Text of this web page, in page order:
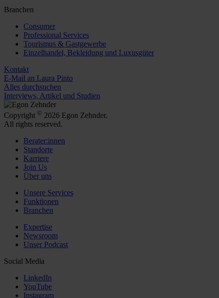
Branchen
Consumer
Professional Services
Tourismus & Gastgewerbe
Einzelhandel, Bekleidung und Luxusgüter
Kontakt
E-Mail an Laura Pinto
Alles durchsuchen
Interviews, Artikel und Studien
Copyright © 2026 Egon Zehnder.
All rights reserved.
Berater:innen
Standorte
Karriere
Join Us
Über uns
Unsere Services
Funktionen
Branchen
Expertise
Newsroom
Unser Podcast
Social Media
LinkedIn
YouTube
Instagram